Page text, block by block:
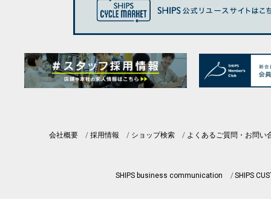
会社概要 採用情報 ショップ検索 よくあるご質問・お問い
SHIPS business communication SHIPS